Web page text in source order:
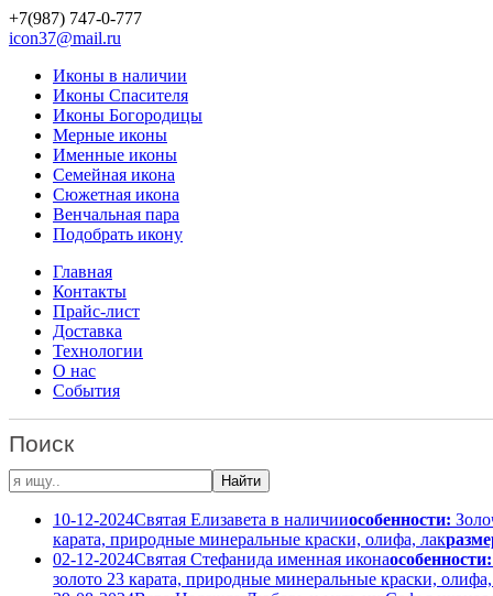
+7(987) 747-0-777
icon37@mail.ru
Иконы в наличии
Иконы Спасителя
Иконы Богородицы
Мерные иконы
Именные иконы
Семейная икона
Сюжетная икона
Венчальная пара
Подобрать икону
Главная
Контакты
Прайс-лист
Доставка
Технологии
О нас
События
Поиск
10-12-2024Святая Елизавета в наличииособенности:
карата, природные минеральные краски, олифа, лак
02-12-2024Святая Стефанида именная иконаособенности:
золото 23 карата, природные минеральные краски,